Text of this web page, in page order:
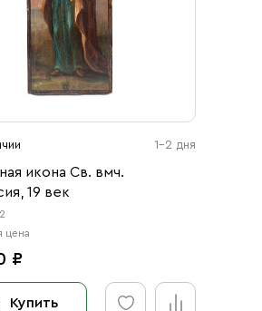
1-2 дня
икона Св. вмч.
19 век
цена
₽
Купить